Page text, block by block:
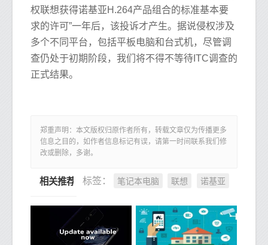
权联想获得诺基亚H.264产品组合的标准基本要
求的许可”一年后，该投诉才产生。据说侵权涉及
多个不同平台，包括平板电脑和台式机，尽管调
查仍处于初期阶段，我们将不得不等待ITC调查的
正式结果。
郑重声明：本文版权归原作者所有，转载文章仅为传播更多
信息之目的，如作者信息标记有误，请第一时间联系我们修
改或删除，多谢。
标签： 笔记本电脑 联想 诺基亚
相关推荐